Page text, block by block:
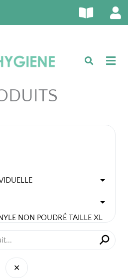
B
o
-
o
U
s
NON POUDRÉ TAILLE XL
✕⚲
✕